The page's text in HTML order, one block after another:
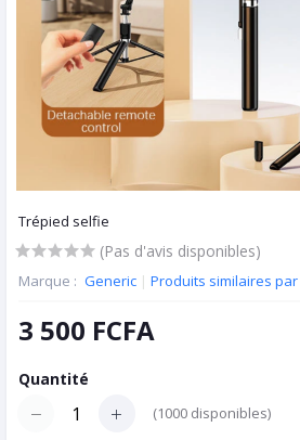
Trépied selfie
(Pas d'avis disponibles)
Marque : Generic | Produits similaires
3 500 FCFA
Quantité
(1000 disponibles)